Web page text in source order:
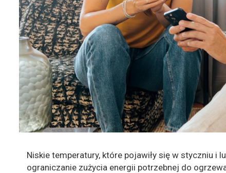
Niskie temperatury, które pojawiły się w styczniu i
ograniczanie zużycia energii potrzebnej do